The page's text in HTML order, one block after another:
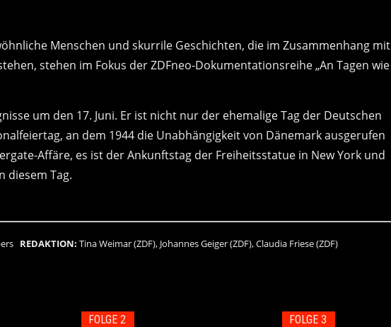
Menschen und skurrile Geschichten, die im Zusammenhang mit
stehen im Fokus der ZDFneo-Dokumentationsreihe „An Tagen wie
um den 17. Juni. Er ist nicht nur der ehemalige Tag der Deutschen
an dem 1944 die Unabhängigkeit von Dänemark ausgerufen
Affäre, es ist der Ankunftstag der Freiheitsstatue in New York und
diesem Tag.
REDAKTION: Tina Weimar (ZDF), Johannes Geiger (ZDF), Claudia Friese (ZDF)
FOLGE 2 FOLGE 3